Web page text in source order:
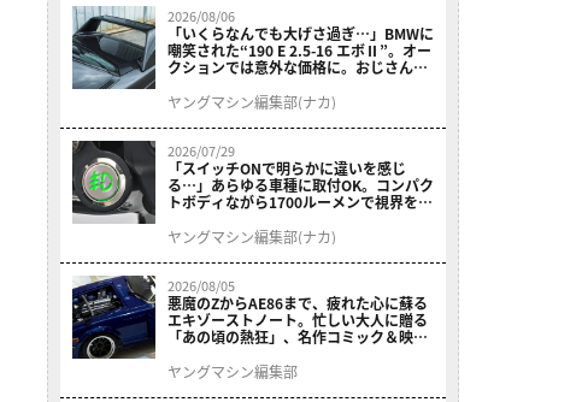
2026/08/06
「いくらなんでも大げさ過ぎ…」BMWに
嘲笑された“190 E 2.5-16 エボⅡ”。オー
クションでは意外な価格に。おじさん達
ヤングマシン編集部(ナカ)
2026/07/29
「スイッチONで明らかに違いを感じ
る…」あらゆる車種に取付OK。コンパク
トボディながら1700ルーメンで視界を確
ニット プレシャスレイ スモール］
ヤングマシン編集部(ナカ)
2026/08/05
悪魔のZからAE86まで、疲れた心に蘇る
エキゾーストノート。忙しい大人に贈る
「あの頃の熱狂」、名作コミック＆映画
結！
ヤングマシン編集部